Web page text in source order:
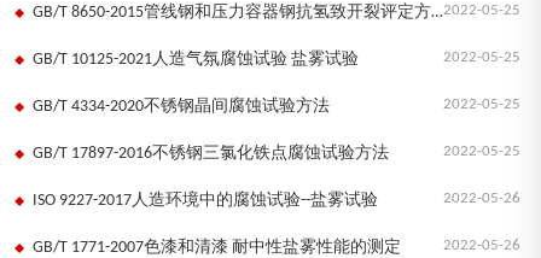
2022-05-25
GB/T 8650-2015管线钢和压力容器钢抗氢致开裂评定方法
2022-05-25
GB/T 10125-2021人造气氛腐蚀试验 盐雾试验
2022-05-25
GB/T 4334-2020不锈钢晶间腐蚀试验方法
2022-05-25
GB/T 17897-2016不锈钢三氯化铁点腐蚀试验方法
2022-05-26
ISO 9227-2017人造环境中的腐蚀试验--盐雾试验
2022-05-26
GB/T 1771-2007色漆和清漆 耐中性盐雾性能的测定